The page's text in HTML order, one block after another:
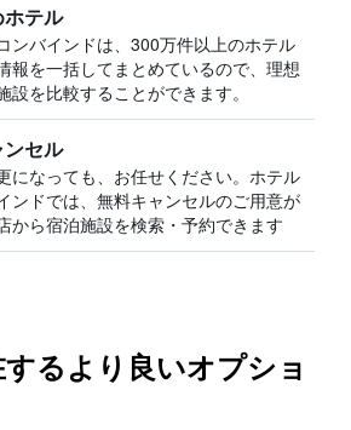
テル
ンバインドは、300万件以上のホテル
報を一括してまとめているので、理想
設を比較することができます。
セル
になっても、お任せください。ホテル
ンドでは、無料キャンセルのご用意が
から宿泊施設を検索・予約できます
るより良いオプショ